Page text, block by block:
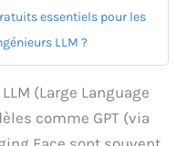
essentiels pour les
LLM ?
(Large Language
comme GPT (via